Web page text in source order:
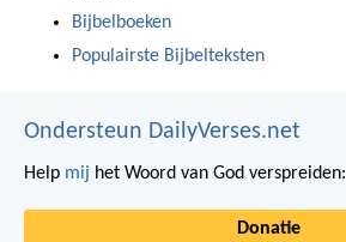
Bijbelboeken
Populairste Bijbelteksten
Ondersteun DailyVerses.net
Help mij het Woord van God verspreiden:
Donatie